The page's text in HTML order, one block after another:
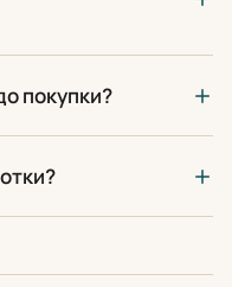
покупки?